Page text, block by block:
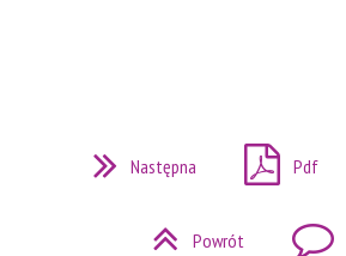
Następna Pdf
Powrót